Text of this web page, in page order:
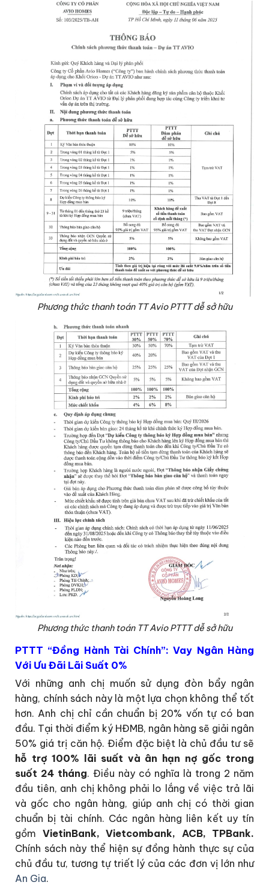
Phương thức thanh toán TT Avio PTTT dễ sở hữu
Phương thức thanh toán TT Avio PTTT dễ sở hữu
PTTT “Đồng Hành Tài Chính”: Vay Ngân Hàng
Với Ưu Đãi Lãi Suất 0%
Với những anh chị muốn sử dụng đòn bẩy ngân
hàng, chính sách này là một lựa chọn không thể tốt
hơn. Anh chị chỉ cần chuẩn bị 20% vốn tự có ban
đầu. Tại thời điểm ký HĐMB, ngân hàng sẽ giải ngân
50% giá trị căn hộ. Điểm đặc biệt là chủ đầu tư sẽ
hỗ trợ 100% lãi suất và ân hạn nợ gốc trong
suốt 24 tháng. Điều này có nghĩa là trong 2 năm
đầu tiên, anh chị không phải lo lắng về việc trả lãi
và gốc cho ngân hàng, giúp anh chị có thời gian
chuẩn bị tài chính. Các ngân hàng liên kết uy tín
gồm VietinBank, Vietcombank, ACB, TPBank.
Chính sách này thể hiện sự đồng hành thực sự của
chủ đầu tư, tương tự triết lý của các đơn vị lớn như
An Gia.